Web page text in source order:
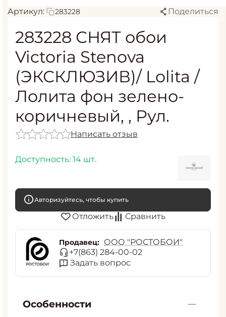
Артикул: 283228 Поделиться
283228 СНЯТ обои
Victoria Stenova
(ЭКСКЛЮЗИВ)/ Lolita /
Лолита фон зелено-
коричневый, , Рул.
Написать отзыв
Доступность: 14 шт.
Авторизуйтесь, чтобы купить
Отложить Сравнить
Продавец: ООО "РОСТОБОИ"
+7(863) 284-00-02
Задать вопрос
Особенности